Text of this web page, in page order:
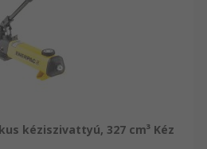
kéziszivattyú, 327 cm³ Kéz